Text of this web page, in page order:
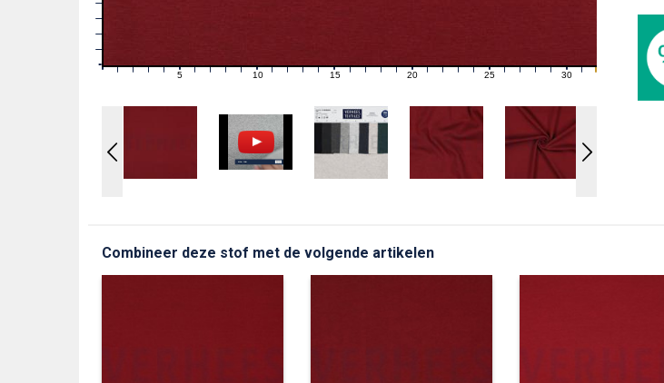
1 2 3 4 6 7 8 9 11 12 13 14 16 17 18 19 21 22 23 24 26 27 28 29 31
Combineer deze stof met de volgende artikelen